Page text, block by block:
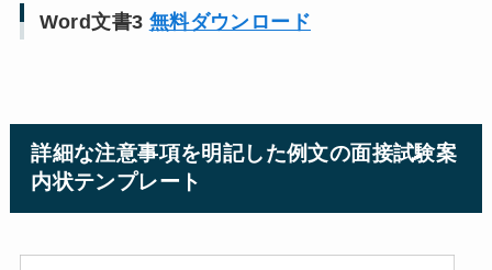
Word文書3 無料ダウンロード
詳細な注意事項を明記した例文の面接試験案
内状テンプレート